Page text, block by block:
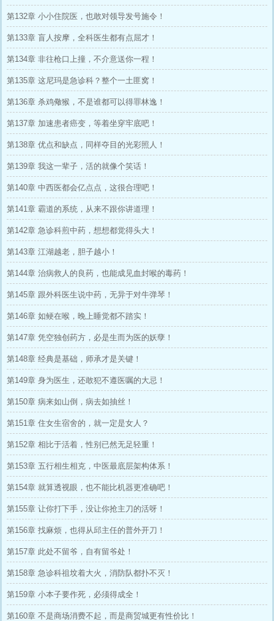
第132章 小小住院医，也敢对领导发号施令！
第133章 盲人按摩，全科医生都有点屈才！
第134章 非往枪口上撞，不介意送你一程！
第135章 这尼玛是急诊科？整个一土匪窝！
第136章 杀鸡儆猴，不是谁都可以得罪林逸！
第137章 加速患者癌变，等着坐穿牢底吧！
第138章 优点和缺点，同样夺目的光彩照人！
第139章 我这一辈子，活的就像个笑话！
第140章 中西医都会亿点点，这很合理吧！
第141章 霸道的系统，从来不跟你讲道理！
第142章 急诊科煎中药，想想都觉得头大！
第143章 江湖越老，胆子越小！
第144章 治病救人的良药，也能成见血封喉的毒药！
第145章 跟外科医生说中药，无异于对牛弹琴！
第146章 如鲠在喉，晚上睡觉都不踏实！
第147章 凭空独创药方，必是生而为医的妖孽！
第148章 经典是基础，师承才是关键！
第149章 身为医生，还敢犯不遵医嘱的大忌！
第150章 病来如山倒，病去如抽丝！
第151章 住女生宿舍的，就一定是女人？
第152章 相比于活着，性别已然无足轻重！
第153章 五行相生相克，中医最底层架构体系！
第154章 就算透视眼，也不能比机器更准确吧！
第155章 让你打下手，没让你抢主刀的活呀！
第156章 找麻烦，也得从邱主任的普外开刀！
第157章 此处不留爷，自有留爷处！
第158章 急诊科祖坟着大火，消防队都扑不灭！
第159章 小本子要作死，必须得成全！
第160章 不是商场消费不起，而是商贸城更有性价比！